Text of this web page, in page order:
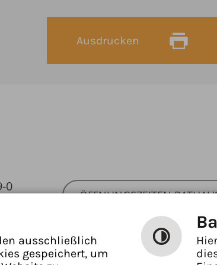
Ausdrucken
0
ÖFFNUNGSZEITEN
ausschließlich
gespeichert, um